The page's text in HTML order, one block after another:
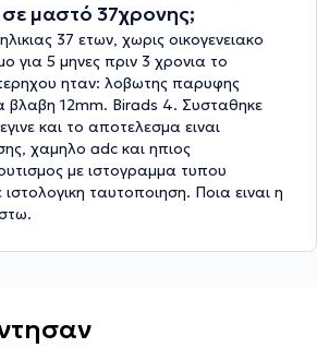
μαστό 37χρονης;
37 ετων, χωρις οικογενειακο
για 5 μηνες πριν 3 χρονια το
ηταν: λοβωτης παρυφης
βλαβη 12mm. Birads 4. Συσταθηκε
και το αποτελεσμα ειναι
χαμηλο adc και ηπιος
με ιστογραμμα τυπου
ταυτοποιηση. Ποια ειναι η